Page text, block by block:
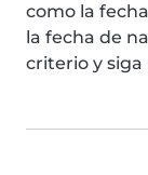
como la
la fecha de
criterio y siga